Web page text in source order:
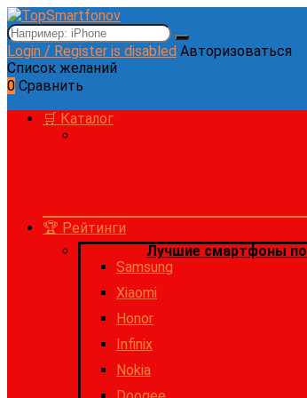
Login / Register is disabled Авторизоваться
Список желаний
0 Сравнить
🛒 Каталог
🏆 Рейтинги
Лучшие смартфоны
Samsung
Xiaomi
Honor
Infinix
Nokia